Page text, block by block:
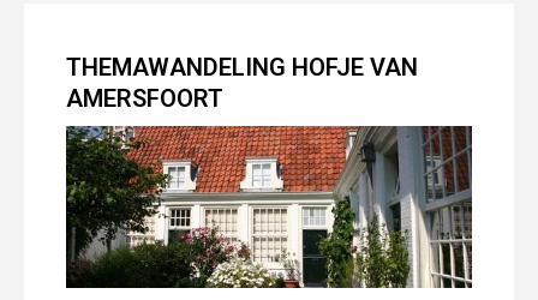
THEMAWANDELING HOFJE VAN
AMERSFOORT